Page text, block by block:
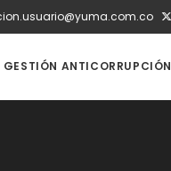
GESTIÓN ANTICORRUPCIÓN